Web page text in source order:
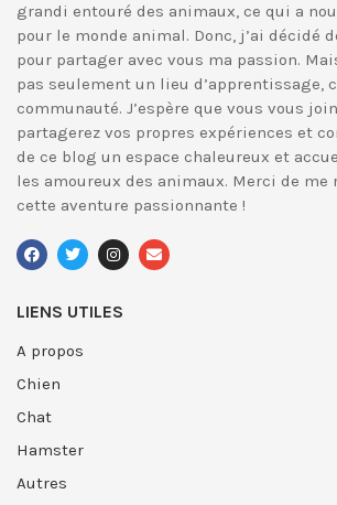
grandi entouré des animaux, ce qui a
pour le monde animal. Donc, j’ai décidé
pour partager avec vous ma passion.
pas seulement un lieu d’apprentissage,
communauté. J’espère que vous vous
partagerez vos propres expériences et
de ce blog un espace chaleureux et
les amoureux des animaux. Merci de me
cette aventure passionnante !
LIENS UTILES
A propos
Chien
Chat
Hamster
Autres